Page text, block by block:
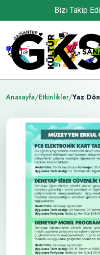
Bizi Takip
Anasayfa/Etkinlikler/